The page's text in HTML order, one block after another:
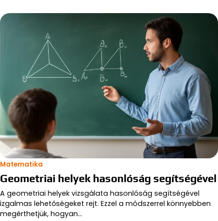
Matematika
Geometriai helyek hasonlóság segítségével
A geometriai helyek vizsgálata hasonlóság segítségével
izgalmas lehetőségeket rejt. Ezzel a módszerrel könnyebben
megérthetjük, hogyan…